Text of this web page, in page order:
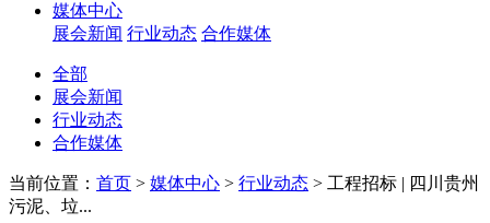
媒体中心
展会新闻 行业动态 合作媒体
全部
展会新闻
行业动态
合作媒体
当前位置： 首页 > 媒体中心 > 行业动态 > 工程招标 | 四川贵州
污泥、垃...